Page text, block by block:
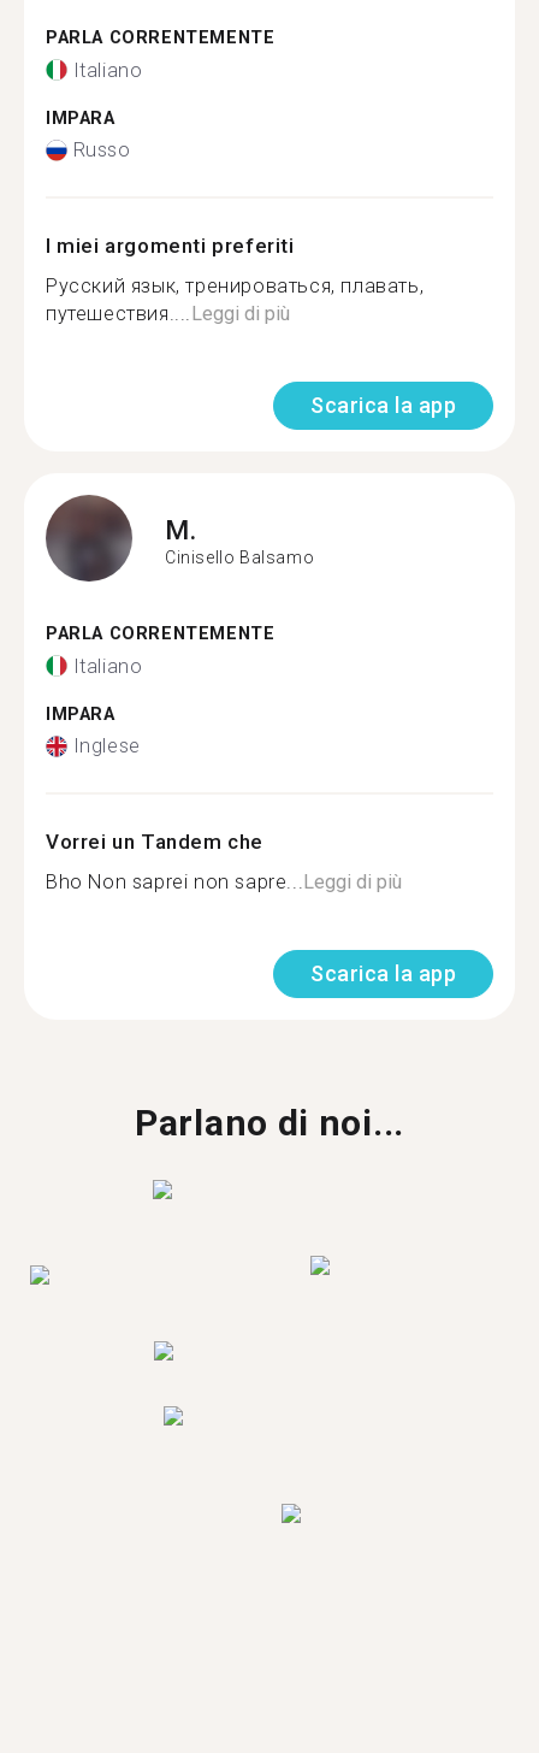
PARLA CORRENTEMENTE
Italiano
IMPARA
Russo
I miei argomenti preferiti
Русский язык, тренироваться, плавать,
путешествия....Leggi di più
Scarica la app
M.
Cinisello Balsamo
PARLA CORRENTEMENTE
Italiano
IMPARA
Inglese
Vorrei un Tandem che
Bho Non saprei non sapre...Leggi di più
Scarica la app
Parlano di noi...